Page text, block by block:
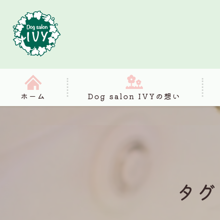
ホーム Dog salon IVYの想い
タ